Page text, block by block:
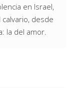
en Israel,
desde
la del amor.